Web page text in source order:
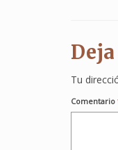
Tu
Comentario